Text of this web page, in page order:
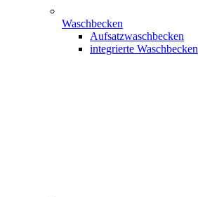
Waschbecken
Aufsatzwaschbecken
integrierte Waschbecken